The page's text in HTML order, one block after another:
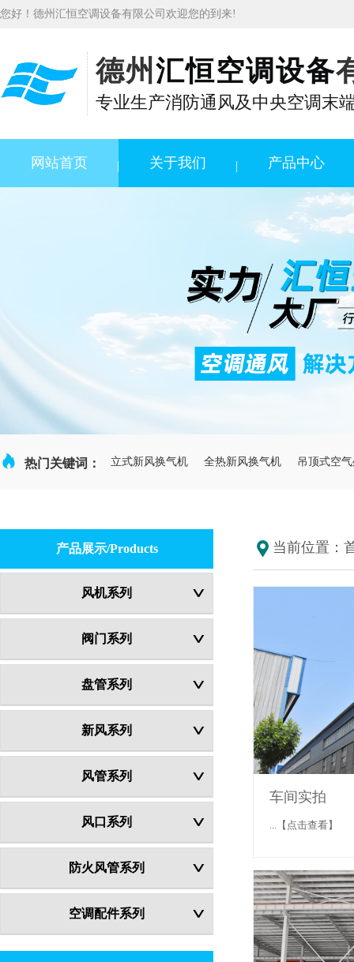
您好！德州汇恒空调设备有限公司欢迎您的到来!
德州 汇恒空调设备
专业生产消防通风及中央空调末
网站首页 关于我们 产品中心
 热门关键词： 立式新风换气机 全热新风换气机 吊顶式空
产品展示/Products
风机系列
阀门系列
盘管系列
新风系列
风管系列
风口系列
防火风管系列
空调配件系列
当前位置：
车间实拍
...【点击查看】